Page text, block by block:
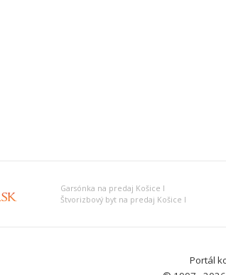
Garsónka na predaj Košice I
Štvorizbový byt na predaj Košice I
Portál